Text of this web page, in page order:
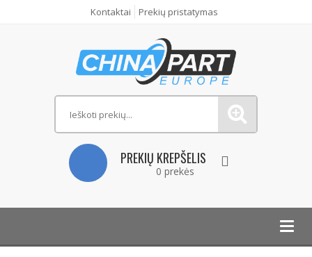
Kontaktai Prekių pristatymas
PREKIŲ KREPŠELIS
0 prekės